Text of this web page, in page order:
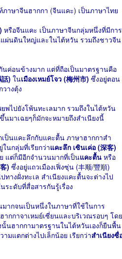
าษาจีนฮากกา (จีนแคะ) เป็นภาษาไทย
หรือจีนแคะ เป็นภาษาจีนกลุ่มหนึ่งที่มีการ
ผ่นดินใหญ่และในไต้หวัน รวมถึงชาวจีน
นค่อนข้างมาก แต่ที่ถือเป็นมาตรฐานคือ
) ในเมืองเหมย์โจว (梅州市) ซึ่งอยู่ตอน
างตุ้ง
พไปยังโพ้นทะเลมาก รวมถึงในไต้หวัน
มาเฉยๆก็มักจะหมายถึงสำเนียงนี้
เป็นแคะลึกกับแคะตื้น ภาษาฮากกาสำ
นกลุ่มที่เรียกว่าแคะลึก เซินเค่อ (深客)
แต่ก็มีอีกจำนวนมากที่เป็นแคะตื้น หรือ
) ซึ่งอยู่แถวเมืองเฟิ่งซุ่น (丰顺/豐順)
างฝั่งทะเล สำเนียงแคะตื้นจะต่างไป
ระดับที่สื่อสารกันรู้เรื่อง
ากจนเป็นหนึ่งในภาษาที่ใช้ในการ
กกาจาเหมย์เซี่ยนและบริเวณรอบๆ โดย
นั้นฮากกามาตรฐานในไต้หวันเองก็ยืนพื้น
มแตกต่างไปเล็กน้อย เรียกว่าสำเนียงซื่